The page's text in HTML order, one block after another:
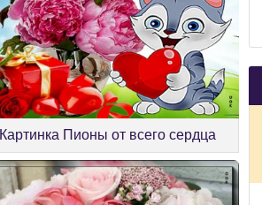
Картинка Пионы от всего сердца